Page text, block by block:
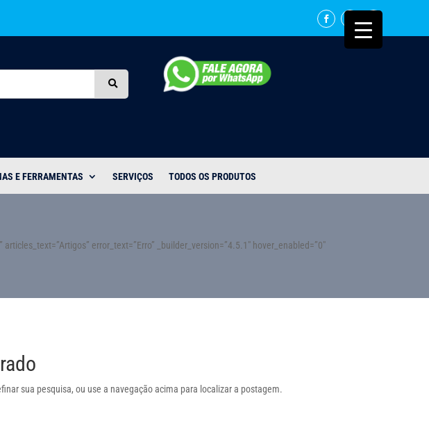
E FERRAMENTAS SERVIÇOS TODOS OS PRODUTOS
error_text=”Erro” _builder_version=”4.5.1″ hover_enabled=”0″
sua pesquisa, ou use a navegação acima para localizar a postagem.